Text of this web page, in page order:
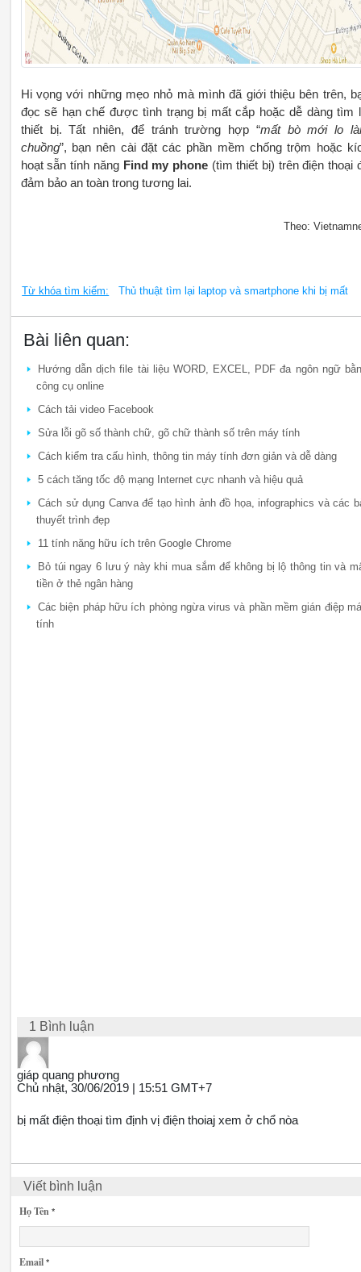
Hi vọng với những mẹo nhỏ mà mình đã giới thiệu bên trên,
đọc sẽ hạn chế được tình trạng bị mất cắp hoặc dễ dàng tìm
thiết bị. Tất nhiên, để tránh trường hợp “mất bò mới lo
chuồng”, bạn nên cài đặt các phần mềm chống trộm hoặc
hoạt sẵn tính năng Find my phone(tìm thiết bị) trên điện thoại
đảm bảo an toàn trong tương lai.
Theo:
Từ khóa tìm kiếm: Thủ thuật tìm lại laptop và smartphone khi bị mất
Bài liên quan:
Hướng dẫn dịch file tài liệu WORD, EXCEL, PDF đa ngôn ngữ
công cụ online
Cách tải video Facebook
Sửa lỗi gõ số thành chữ, gõ chữ thành số trên máy tính
Cách kiểm tra cấu hình, thông tin máy tính đơn giản và dễ dàng
5 cách tăng tốc độ mạng Internet cực nhanh và hiệu quả
Cách sử dụng Canva để tạo hình ảnh đồ họa, infographics và các
thuyết trình đẹp
11 tính năng hữu ích trên Google Chrome
Bỏ túi ngay 6 lưu ý này khi mua sắm để không bị lộ thông tin và
tiền ở thẻ ngân hàng
Các biện pháp hữu ích phòng ngừa virus và phần mềm gián điệp
tính
1 Bình luận
giáp quang phương
Chủ nhật, 30/06/2019 | 15:51 GMT+7
bị mất điện thoại tìm định vị điện thoiaj xem ở chổ nòa
Viết bình luận
Họ Tên *
Email *